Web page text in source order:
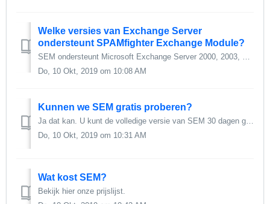
Welke versies van Exchange Server
ondersteunt SPAMfighter Exchange Module?
SEM ondersteunt Microsoft Exchange Server 2000, 2003, 2007, 2010 en 2013, 2015, 2017, 2019.
Do, 10 Okt, 2019 om 10:08 AM
Kunnen we SEM gratis proberen?
Ja dat kan. U kunt de volledige versie van SEM 30 dagen gratis en zonder verplichtingen testen. Download het hier.
Do, 10 Okt, 2019 om 10:31 AM
Wat kost SEM?
Bekijk hier onze prijslijst.